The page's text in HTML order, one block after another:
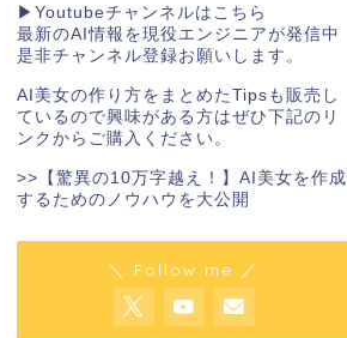
▶︎ Youtubeチャンネルはこちら
最新のAI情報を現役エンジニアが発信中
是非チャンネル登録お願いします。
AI美女の作り方をまとめたTipsも販売し
ているので興味がある方はぜひ下記のリ
ンクからご購入ください。
>> 【驚異の10万字越え！】AI美女を作成
するためのノウハウを大公開
＼ Follow me ／